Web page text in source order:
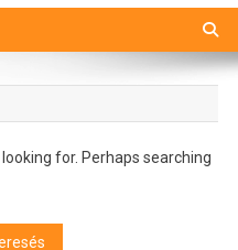
for. Perhaps searching